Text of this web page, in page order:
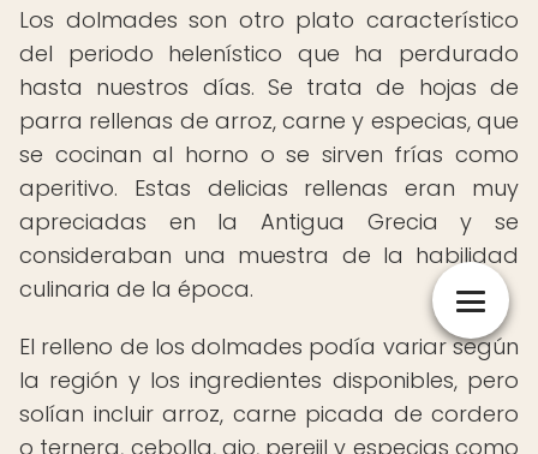
Los dolmades son otro plato característico
del periodo helenístico que ha perdurado
hasta nuestros días. Se trata de hojas de
parra rellenas de arroz, carne y especias, que
se cocinan al horno o se sirven frías como
aperitivo. Estas delicias rellenas eran muy
apreciadas en la Antigua Grecia y se
consideraban una muestra de la habilidad
culinaria de la época.
El relleno de los dolmades podía variar según
la región y los ingredientes disponibles, pero
solían incluir arroz, carne picada de cordero
o ternera, cebolla, ajo, perejil y especias como